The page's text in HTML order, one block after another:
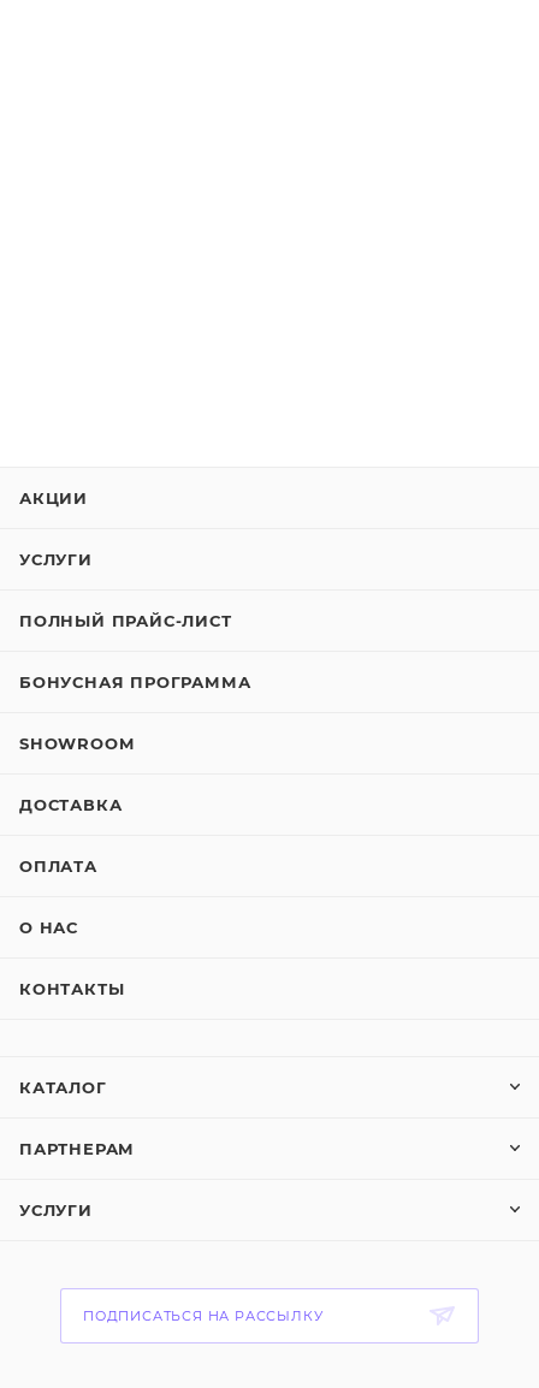
АКЦИИ
УСЛУГИ
ПОЛНЫЙ ПРАЙС-ЛИСТ
БОНУСНАЯ ПРОГРАММА
SHOWROOM
ДОСТАВКА
ОПЛАТА
О НАС
КОНТАКТЫ
КАТАЛОГ
ПАРТНЕРАМ
УСЛУГИ
ПОДПИСАТЬСЯ НА РАССЫЛКУ